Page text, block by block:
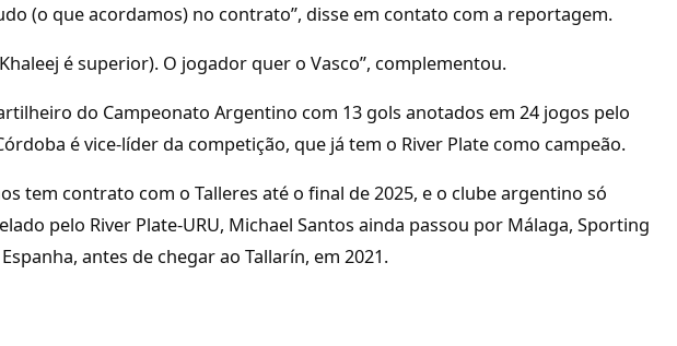
(o que acordamos) no contrato”, disse em contato com a reportagem.
é superior). O jogador quer o Vasco”, complementou.
do Campeonato Argentino com 13 gols anotados em 24 jogos pelo
é vice-líder da competição, que já tem o River Plate como campeão.
tem contrato com o Talleres até o final de 2025, e o clube argentino só
pelo River Plate-URU, Michael Santos ainda passou por Málaga, Sporting
antes de chegar ao Tallarín, em 2021.